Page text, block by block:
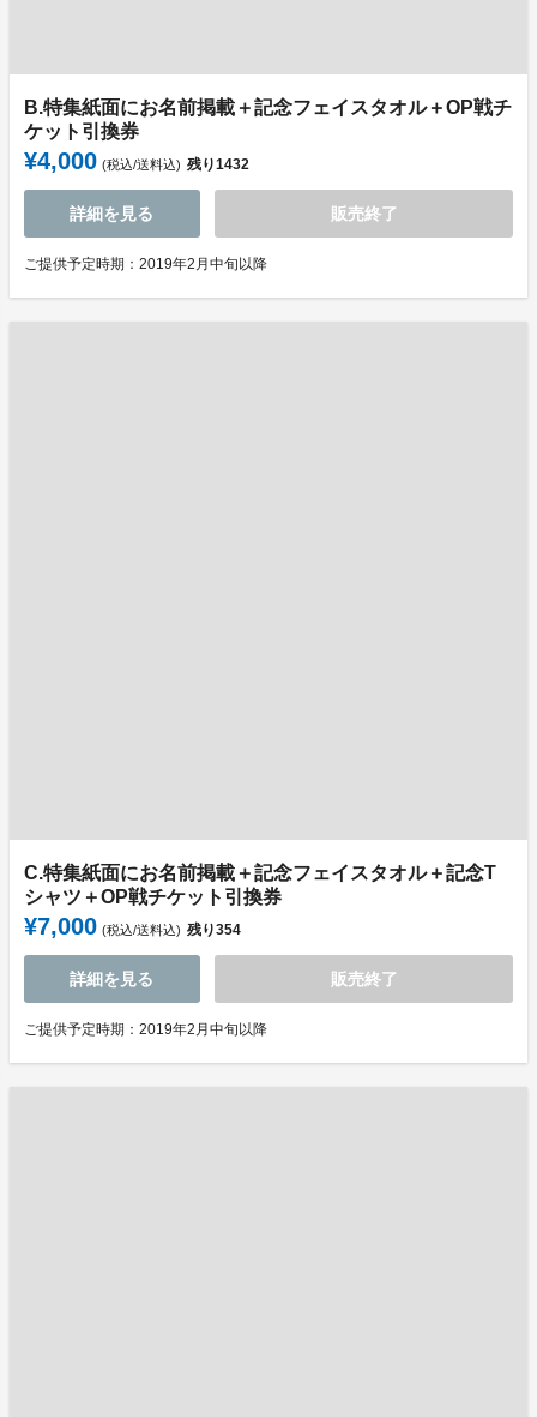
B.特集紙面にお名前掲載＋記念フェイスタオル＋OP戦チ
ケット引換券
¥4,000 (税込/送料込) 残り1432
詳細を見る 販売終了
ご提供予定時期：2019年2月中旬以降
C.特集紙面にお名前掲載＋記念フェイスタオル＋記念T
シャツ＋OP戦チケット引換券
¥7,000 (税込/送料込) 残り354
詳細を見る 販売終了
ご提供予定時期：2019年2月中旬以降